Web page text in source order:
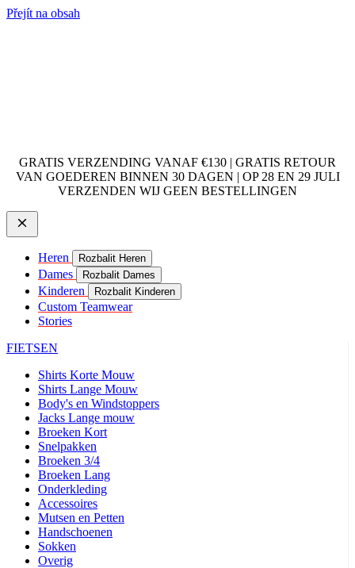
Přejít na obsah
GRATIS VERZENDING VANAF €130 | GRATIS RETOUR
VAN GOEDEREN BINNEN 30 DAGEN | OP 28 EN 29 JULI
VERZENDEN WIJ GEEN BESTELLINGEN
Heren Rozbalit Heren
Dames Rozbalit Dames
Kinderen Rozbalit Kinderen
Custom Teamwear
Stories
FIETSEN
Shirts Korte Mouw
Shirts Lange Mouw
Body's en Windstoppers
Jacks Lange mouw
Broeken Kort
Snelpakken
Broeken 3/4
Broeken Lang
Onderkleding
Accessoires
Mutsen en Petten
Handschoenen
Sokken
Overig